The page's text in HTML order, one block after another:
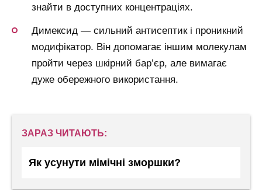
знайти в доступних концентраціях.
Димексид — сильний антисептик і проникний
модифікатор. Він допомагає іншим молекулам
пройти через шкірний бар’єр, але вимагає
дуже обережного використання.
ЗАРАЗ ЧИТАЮТЬ:
Як усунути мімічні зморшки?